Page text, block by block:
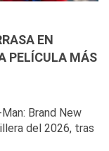
EN
PELÍCULA MÁS
Brand New
del 2026, tras